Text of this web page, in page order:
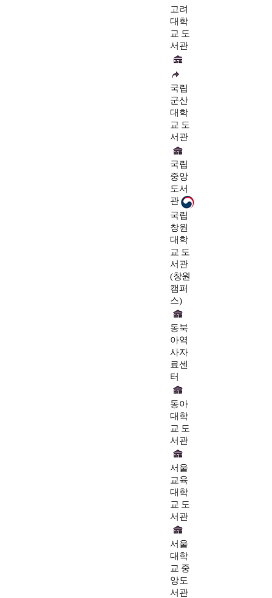
고려
대학
교 도
서관
국립
군산
대학
교 도
서관
국립
중앙
도서
관
국립
창원
대학
교 도
서관
(창원
캠퍼
스)
동북
아역
사자
료센
터
동아
대학
교 도
서관
서울
교육
대학
교 도
서관
서울
대학
교 중
앙도
서관